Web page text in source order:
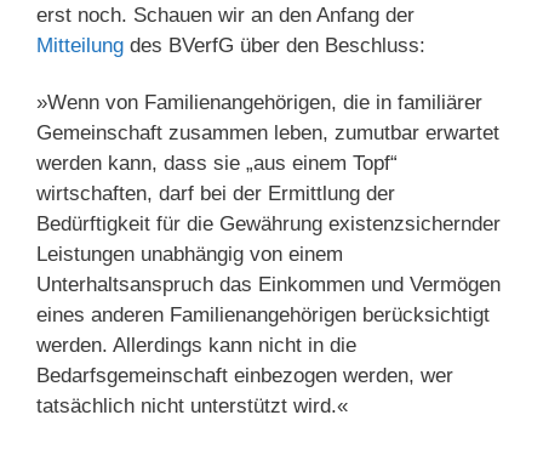
erst noch. Schauen wir an den Anfang der
Mitteilung des BVerfG über den Beschluss:
»Wenn von Familienangehörigen, die in familiärer
Gemeinschaft zusammen leben, zumutbar erwartet
werden kann, dass sie „aus einem Topf“
wirtschaften, darf bei der Ermittlung der
Bedürftigkeit für die Gewährung existenzsichernder
Leistungen unabhängig von einem
Unterhaltsanspruch das Einkommen und Vermögen
eines anderen Familienangehörigen berücksichtigt
werden. Allerdings kann nicht in die
Bedarfsgemeinschaft einbezogen werden, wer
tatsächlich nicht unterstützt wird.«